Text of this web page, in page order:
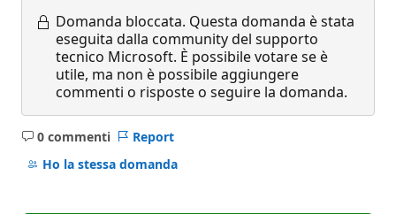
Domanda bloccata. Questa domanda è stata
eseguita dalla community del supporto
tecnico Microsoft. È possibile votare se è
utile, ma non è possibile aggiungere
commenti o risposte o seguire la domanda.
0 commenti
Nessun
commento
Report
Ho la stessa domanda